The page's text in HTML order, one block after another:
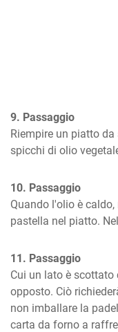
9. Passaggio
Riempire un piatto
spicchi di olio
10. Passaggio
Quando l'olio è
pastella nel piatto.
11. Passaggio
Cui un lato è scottato
opposto. Ciò
non imballare la
carta da forno a